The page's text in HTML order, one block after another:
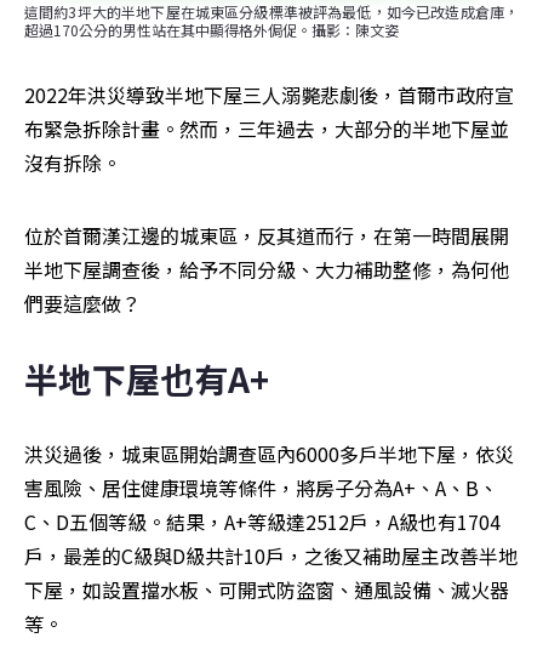
這間約3坪大的半地下屋在城東區分級標準被評為最低，如今已改造成倉庫，
超過170公分的男性站在其中顯得格外侷促。攝影：陳文姿
2022年洪災導致半地下屋三人溺斃悲劇後，首爾市政府宣
布緊急拆除計畫。然而，三年過去，大部分的半地下屋並
沒有拆除。
位於首爾漢江邊的城東區，反其道而行，在第一時間展開
半地下屋調查後，給予不同分級、大力補助整修，為何他
們要這麼做？
半地下屋也有A+
洪災過後，城東區開始調查區內6000多戶半地下屋，依災
害風險、居住健康環境等條件，將房子分為A+、A、B、
C、D五個等級。結果，A+等級達2512戶，A級也有1704
戶，最差的C級與D級共計10戶，之後又補助屋主改善半地
下屋，如設置擋水板、可開式防盜窗、通風設備、滅火器
等。